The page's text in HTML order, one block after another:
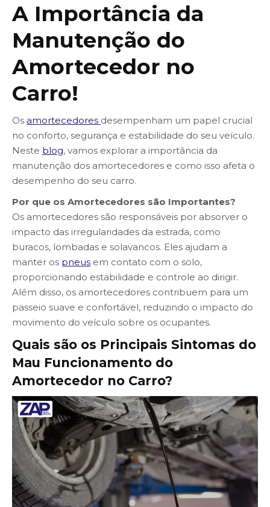
A Importância da
Manutenção do
Amortecedor no
Carro!
Os amortecedores desempenham um papel crucial
no conforto, segurança e estabilidade do seu veículo.
Neste blog, vamos explorar a importância da
manutenção dos amortecedores e como isso afeta o
desempenho do seu carro.
Por que os Amortecedores são Importantes?
Os amortecedores são responsáveis por absorver o
impacto das irregularidades da estrada, como
buracos, lombadas e solavancos. Eles ajudam a
manter os pneus em contato com o solo,
proporcionando estabilidade e controle ao dirigir.
Além disso, os amortecedores contribuem para um
passeio suave e confortável, reduzindo o impacto do
movimento do veículo sobre os ocupantes.
Quais são os Principais Sintomas do
Mau Funcionamento do
Amortecedor no Carro?